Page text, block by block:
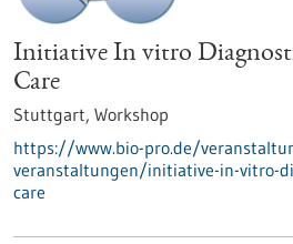
Initiative In vitro
Care
Stuttgart, Workshop
https://www.bio-pro.de/
veranstaltungen/initiative-in-vitro-
care